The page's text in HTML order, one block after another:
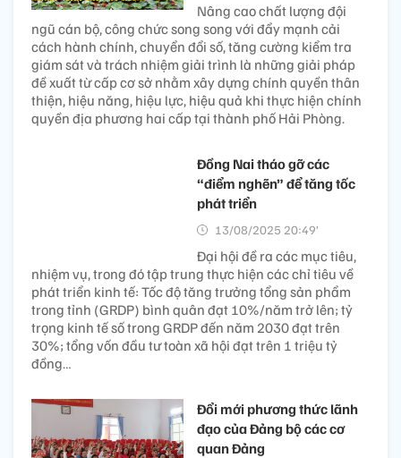
Nâng cao chất lượng đội
ngũ cán bộ, công chức song song với đẩy mạnh cải
cách hành chính, chuyển đổi số, tăng cường kiểm tra
giám sát và trách nhiệm giải trình là những giải pháp
đề xuất từ cấp cơ sở nhằm xây dựng chính quyền thân
thiện, hiệu năng, hiệu lực, hiệu quả khi thực hiện chính
quyền địa phương hai cấp tại thành phố Hải Phòng.
Đồng Nai tháo gỡ các
“điểm nghẽn” để tăng tốc
phát triển
13/08/2025 20:49’
Đại hội đề ra các mục tiêu,
nhiệm vụ, trong đó tập trung thực hiện các chỉ tiêu về
phát triển kinh tế: Tốc độ tăng trưởng tổng sản phẩm
trong tỉnh (GRDP) bình quân đạt 10%/năm trở lên; tỷ
trọng kinh tế số trong GRDP đến năm 2030 đạt trên
30%; tổng vốn đầu tư toàn xã hội đạt trên 1 triệu tỷ
đồng…
Đổi mới phương thức lãnh
đạo của Đảng bộ các cơ
quan Đảng